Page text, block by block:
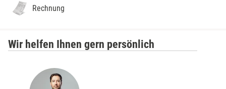
Rechnung
Wir helfen Ihnen gern persönlich